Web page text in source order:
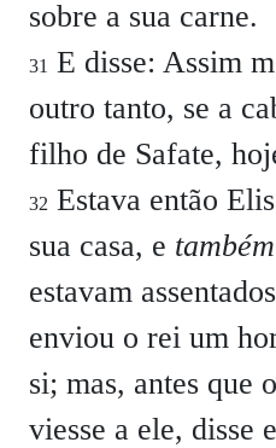
sobre a sua carne.
31 E disse: Assim
outro tanto, se a
filho de Safate,
32 Estava então
sua casa, e também
estavam
enviou o rei um
si; mas, antes que
viesse a ele, disse